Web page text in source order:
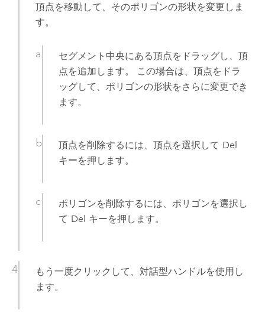
頂点を移動して、そのポリゴンの形状を変更しま
す。
セグメント中央にある頂点をドラッグし、頂
点を追加します。 この場合は、頂点をドラ
ッグして、ポリゴンの形状をさらに変更でき
ます。
頂点を削除するには、頂点を選択して Del
キーを押します。
ポリゴンを削除するには、ポリゴンを選択し
て Del キーを押します。
もう一度クリックして、対話型ハンドルを使用し
ます。